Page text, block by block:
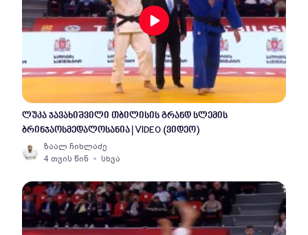
ლუკა ჯავახიშვილი თბილისის გრანდ სლემის
ბრინჯაოსმედალოსანია | VIDEO (ვიდეო)
ზაალ ჩიხლაძე
4 თვის წინ
სხვა